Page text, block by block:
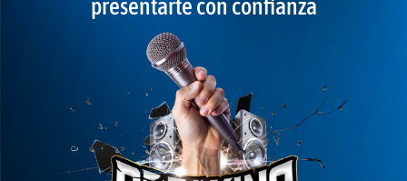
presentarte con confianza